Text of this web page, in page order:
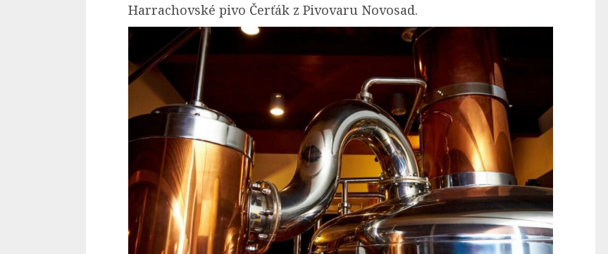
Harrachovské pivo Čerťák z Pivovaru Novosad.